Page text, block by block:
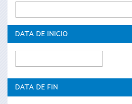
DATA DE INICIO
de
DATA DE FIN